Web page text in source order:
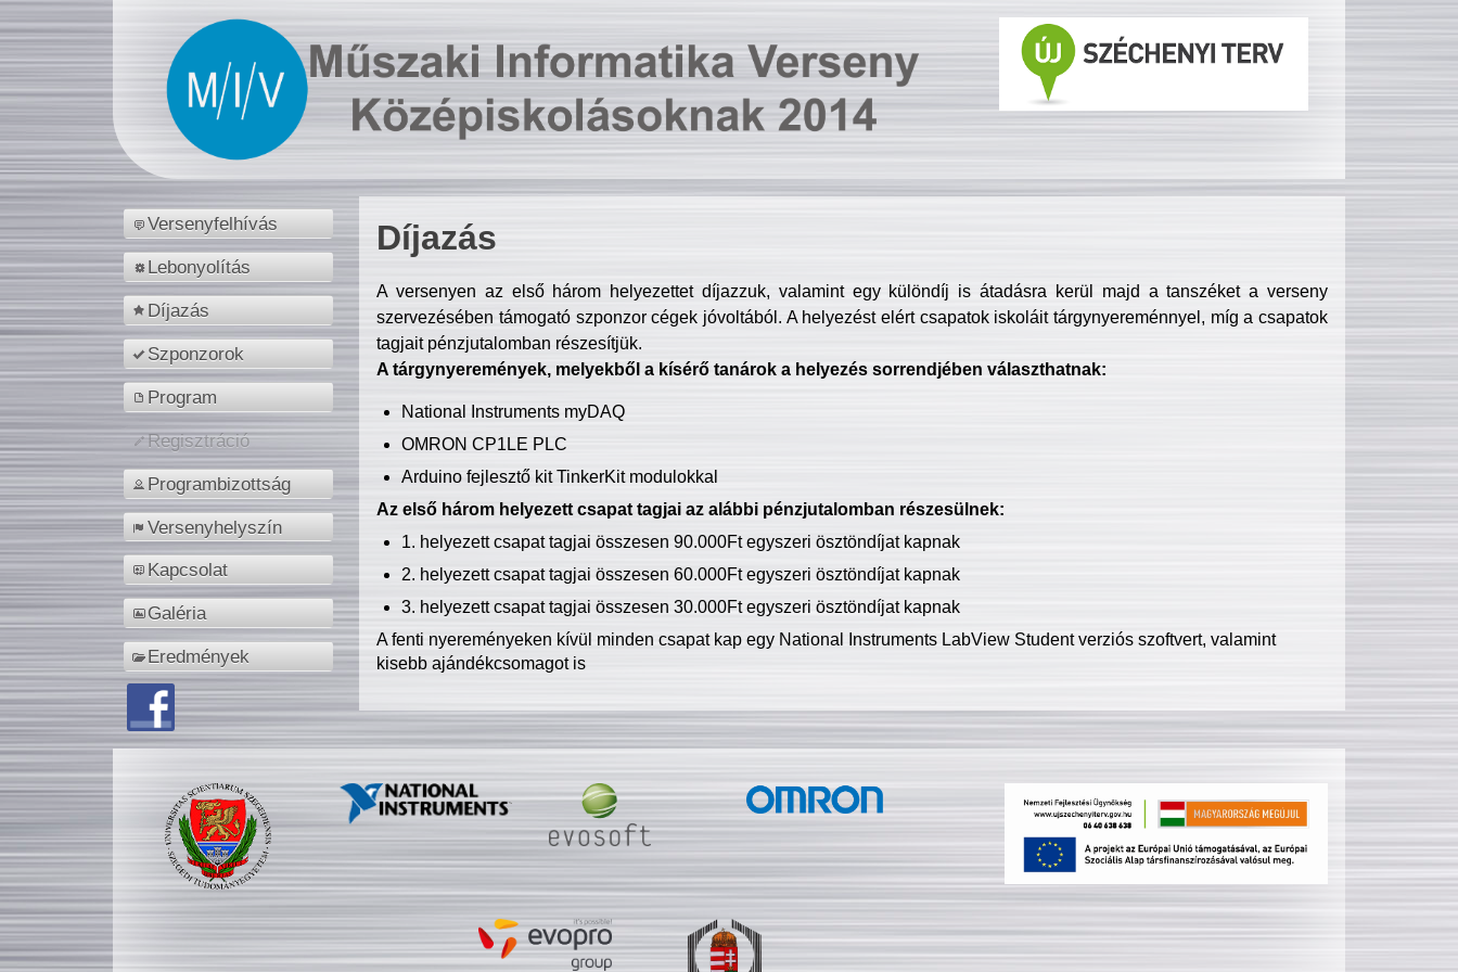
Versenyfelhívás
Lebonyolítás
Díjazás
Szponzorok
Program
Regisztráció
Programbizottság
Versenyhelyszín
Kapcsolat
Galéria
Eredmények
Díjazás
A versenyen az első három helyezettet díjazzuk, valamint egy különdíj is átadásra kerül majd a tanszéket a verseny
szervezésében támogató szponzor cégek jóvoltából. A helyezést elért csapatok iskoláit tárgynyereménnyel, míg a csapatok
tagjait pénzjutalomban részesítjük.
A tárgynyeremények, melyekből a kísérő tanárok a helyezés sorrendjében választhatnak:
National Instruments myDAQ
OMRON CP1LE PLC
Arduino fejlesztő kit TinkerKit modulokkal
Az első három helyezett csapat tagjai az alábbi pénzjutalomban részesülnek:
1. helyezett csapat tagjai összesen 90.000Ft egyszeri ösztöndíjat kapnak
2. helyezett csapat tagjai összesen 60.000Ft egyszeri ösztöndíjat kapnak
3. helyezett csapat tagjai összesen 30.000Ft egyszeri ösztöndíjat kapnak
A fenti nyereményeken kívül minden csapat kap egy National Instruments LabView Student verziós szoftvert, valamint
kisebb ajándékcsomagot is